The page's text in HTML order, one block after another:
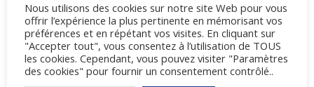
Le Bal du 14 juillet revient à Maubec-Village
Madame Le Maire et son conseil municipal vous
invitent à venir célébrer la Fête nationale mardi 14
juillet à partir de 18h, place du jeu de boules (parking
près du Café Saint-Pierre). Dress code : tout en bleu,
Nous utilisons des cookies sur notre site Web pour vous
offrir l’expérience la plus pertinente en mémorisant vos
préférences et en répétant vos visites. En cliquant sur
"Accepter tout", vous consentez à l’utilisation de TOUS
les cookies. Cependant, vous pouvez visiter "Paramètres
des cookies" pour fournir un consentement contrôlé..